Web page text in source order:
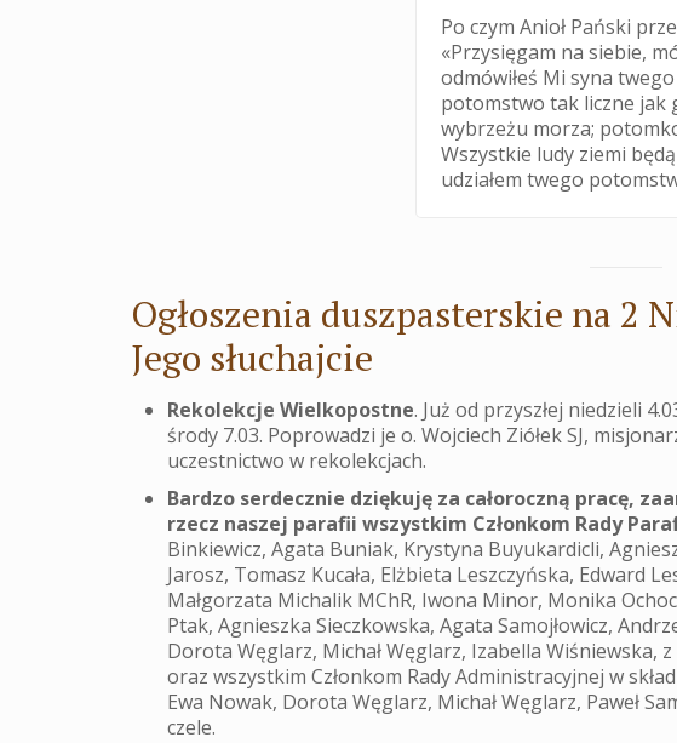
Po czym Anioł Pański
«Przysięgam na siebie,
odmówiłeś Mi syna twego
potomstwo tak liczne jak
wybrzeżu morza;
Wszystkie ludy ziemi
udziałem twego
Ogłoszenia duszpasterskie na 2
Jego słuchajcie
Rekolekcje Wielkopostne. Już od przyszłej niedzieli
środy 7.03. Poprowadzi je o. Wojciech Ziółek SJ,
uczestnictwo w rekolekcjach.
Bardzo serdecznie dziękuję za całoroczną pracę,
rzecz naszej parafii wszystkim Członkom Rady
Binkiewicz, Agata Buniak, Krystyna Buyukardicli,
Jarosz, Tomasz Kucała, Elżbieta Leszczyńska, Edward
Małgorzata Michalik MChR, Iwona Minor, Monika
Ptak, Agnieszka Sieczkowska, Agata Samojłowicz,
Dorota Węglarz, Michał Węglarz, Izabella Wiśniewska, z
oraz wszystkim Członkom Rady Administracyjnej w
Ewa Nowak, Dorota Węglarz, Michał Węglarz, Paweł
czele.